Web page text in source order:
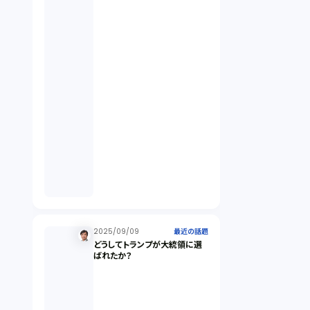
消費者契約法（5）2025/09/09 最近の話題
どうしてトランプが大統領に選
ばれたか？